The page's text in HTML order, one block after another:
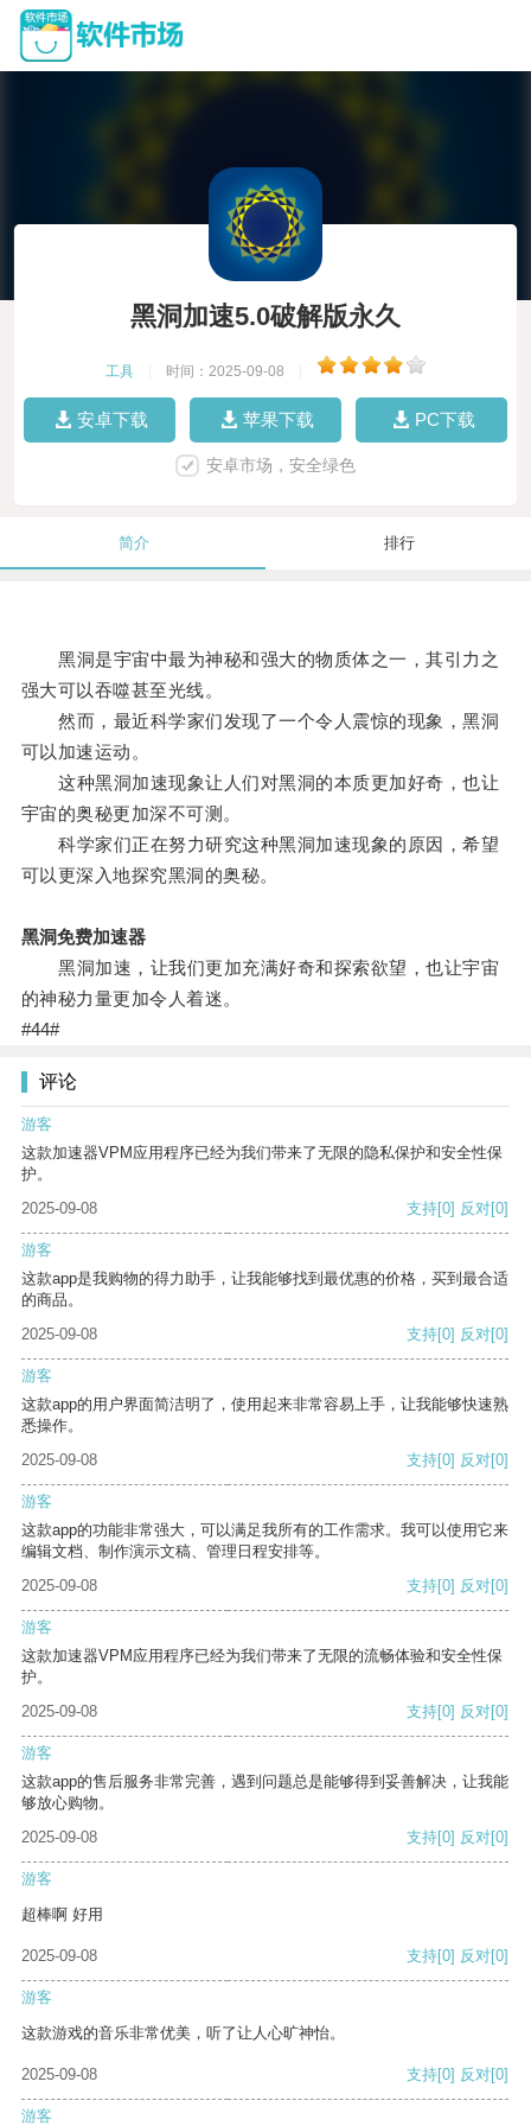
黑洞加速5.0破解版永久
工具 时间：2025-09-08
安卓下载 苹果下载 PC下载
安卓市场，安全绿色
简介 排行
黑洞是宇宙中最为神秘和强大的物质体之一，其引力之
强大可以吞噬甚至光线。
然而，最近科学家们发现了一个令人震惊的现象，黑洞
可以加速运动。
这种黑洞加速现象让人们对黑洞的本质更加好奇，也让
宇宙的奥秘更加深不可测。
科学家们正在努力研究这种黑洞加速现象的原因，希望
可以更深入地探究黑洞的奥秘。
黑洞免费加速器
黑洞加速，让我们更加充满好奇和探索欲望，也让宇宙
的神秘力量更加令人着迷。
#44#
评论
游客
这款加速器VPM应用程序已经为我们带来了无限的隐私保护和安全性保
护。
2025-09-08
支持[0] 反对[0]
游客
这款app是我购物的得力助手，让我能够找到最优惠的价格，买到最合适
的商品。
2025-09-08
支持[0] 反对[0]
游客
这款app的用户界面简洁明了，使用起来非常容易上手，让我能够快速熟
悉操作。
2025-09-08
支持[0] 反对[0]
游客
这款app的功能非常强大，可以满足我所有的工作需求。我可以使用它来
编辑文档、制作演示文稿、管理日程安排等。
2025-09-08
支持[0] 反对[0]
游客
这款加速器VPM应用程序已经为我们带来了无限的流畅体验和安全性保
护。
2025-09-08
支持[0] 反对[0]
游客
这款app的售后服务非常完善，遇到问题总是能够得到妥善解决，让我能
够放心购物。
2025-09-08
支持[0] 反对[0]
游客
超棒啊 好用
2025-09-08 支持[0] 反对[0]
游客
这款游戏的音乐非常优美，听了让人心旷神怡。
2025-09-08 支持[0] 反对[0]
游客